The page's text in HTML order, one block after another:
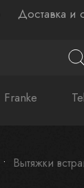
Доставка и
Franke
Вытяжки